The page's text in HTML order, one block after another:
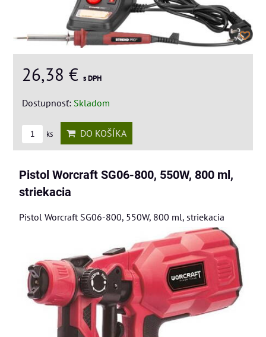
26,38 € s DPH
Dostupnosť: Skladom
ks DO KOŠÍKA
Pistol Worcraft SG06-800, 550W, 800 ml,
striekacia
Pistol Worcraft SG06-800, 550W, 800 ml, striekacia